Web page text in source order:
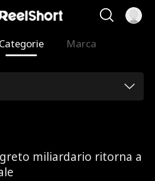
Categorie Marca
miliardario ritorna a